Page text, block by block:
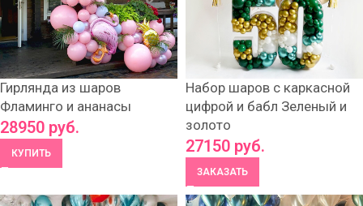
Гирлянда из шаров
Фламинго и ананасы
28950 руб.
КУПИТЬ
Набор шаров с каркасной
цифрой и бабл Зеленый и
золото
27150 руб.
ЗАКАЗАТЬ